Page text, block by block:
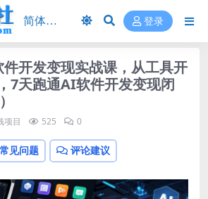
登录
开发变现实战课，从工具开
7天跑通AI软件开发变现闭
项目 525 0
常见问题 评论建议